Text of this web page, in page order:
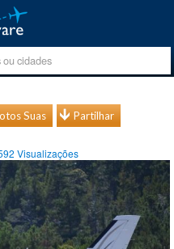
Suas Partilhar
Visualizações